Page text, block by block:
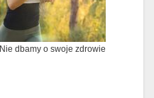
Nie dbamy o swoje zdrowie